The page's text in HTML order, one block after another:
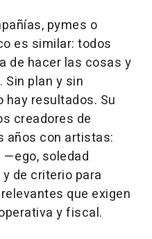
pymes o
es similar: todos
de hacer las cosas y
plan y sin
resultados. Su
creadores de
años con artistas:
soledad
de criterio para
que exigen
y fiscal.